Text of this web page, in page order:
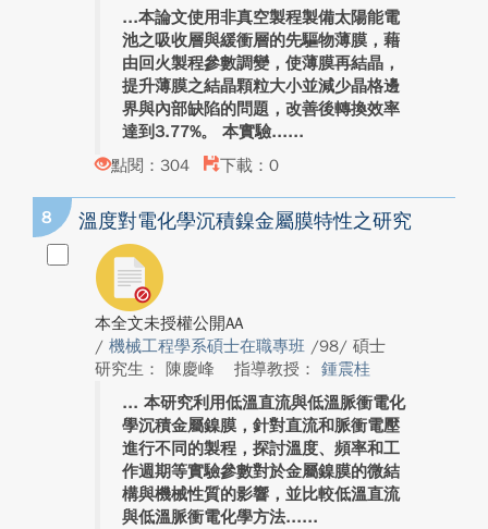
本論文使用非真空製程製備太陽能電
池之吸收層與緩衝層的先驅物薄膜，藉
由回火製程參數調變，使薄膜再結晶，
提升薄膜之結晶顆粒大小並減少晶格邊
界與內部缺陷的問題，改善後轉換效率
達到3.77%。 本實驗...
點閱：304
下載：0
8 溫度對電化學沉積鎳金屬膜特性之研究
本全文未授權公開AA
/ 機械工程學系碩士在職專班 /98/ 碩士
研究生： 陳慶峰
指導教授： 鍾震桂
本研究利用低溫直流與低溫脈衝電化
學沉積金屬鎳膜，針對直流和脈衝電壓
進行不同的製程，探討溫度、頻率和工
作週期等實驗參數對於金屬鎳膜的微結
構與機械性質的影響，並比較低溫直流
與低溫脈衝電化學方法...